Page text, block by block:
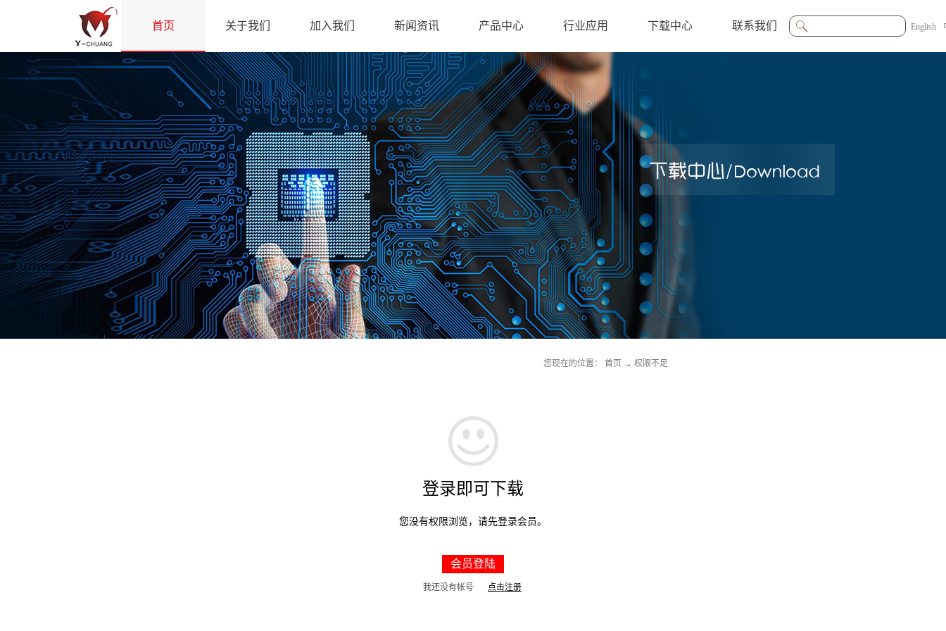
English
首页 关于我们 加入我们 新闻资讯 产品中心 行业应用 下载中心 联系我们
您现在的位置： 首页 → 权限不足
登录即可下载
您没有权限浏览，请先登录会员。
会员登陆
我还没有帐号 点击注册